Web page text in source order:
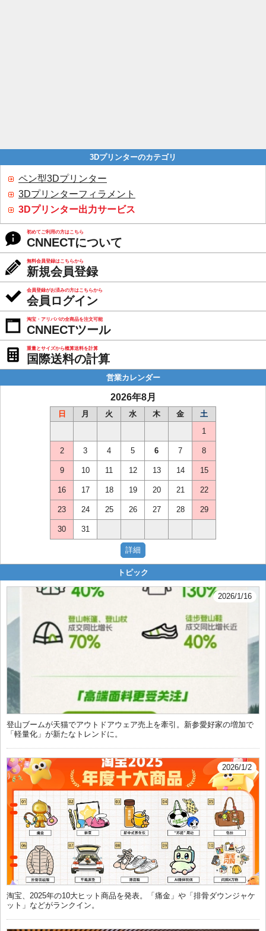
3Dプリンターのカテゴリ
ペン型3Dプリンター
3Dプリンターフィラメント
3Dプリンター出力サービス
初めてご利用の方はこちら
CNNECTについて
無料会員登録はこちらから
新規会員登録
会員登録がお済みの方はこちらから
会員ログイン
淘宝・アリババの全商品を注文可能
CNNECTツール
重量とサイズから概算送料を計算
国際送料の計算
営業カレンダー
2026年8月
日 月 火 水 木 金
土
1
2 3 4 5 6 7 8
9 10 11 12 13 14 15
16 17 18 19 20 21 22
23 24 25 26 27 28 29
30 31
トピック
2026/1/16
登山ブームが天猫でアウトドアウェア売上を牽引。新参愛好家の増加で
「軽量化」が新たなトレンドに。
2026/1/2
淘宝、2025年の10大ヒット商品を発表。「痛金」や「排骨ダウンジャケ
ット」などがランクイン。